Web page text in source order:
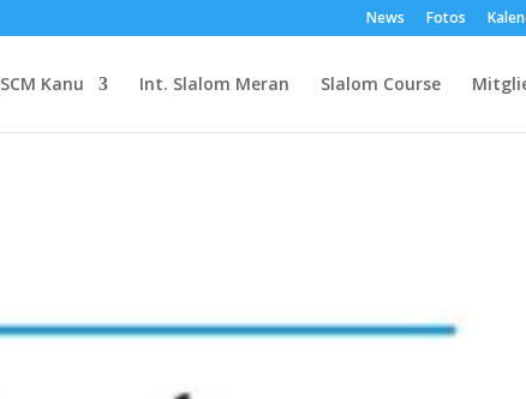
News Fotos
SCM Kanu Int. Slalom Meran Slalom Course